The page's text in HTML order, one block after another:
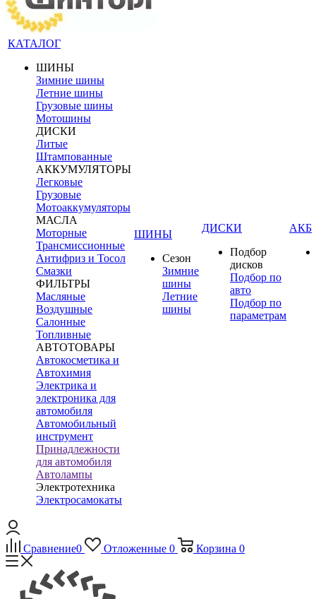
КАТАЛОГ
ШИНЫ
Зимние шины
Летние шины
Грузовые шины
Мотошины
ДИСКИ
Литые
Штампованные
АККУМУЛЯТОРЫ
Легковые
Грузовые
Мотоаккумуляторы
МАСЛА
Моторные
Трансмиссионные
Антифриз и Тосол
Смазки
ФИЛЬТРЫ
Масляные
Воздушные
Салонные
Топливные
АВТОТОВАРЫ
Автокосметика и
Автохимия
Электрика и
электроника для
автомобиля
Автомобильный
инструмент
Принадлежности
для автомобиля
Автолампы
Электротехника
Электросамокаты
ШИНЫ
Сезон
Зимние
шины
Летние
шины
ДИСКИ
Подбор
дисков
Подбор по
авто
Подбор по
параметрам
АКБ
Сравнение0 Отложенные 0 Корзина 0